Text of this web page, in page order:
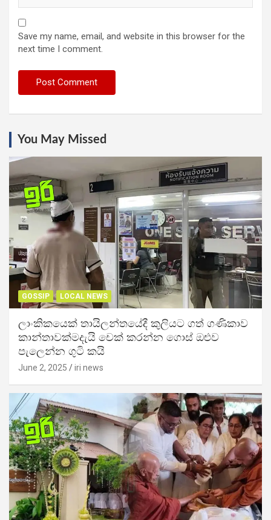
Save my name, email, and website in this browser for the
next time I comment.
You May Missed
GOSSIP LOCAL NEWS
ලාංකිකයෙක් තායිලන්තයේදී කුලියට ගත් ගණිකාව
කාන්තාවක්මදැයි චෙක් කරන්න ගොස් ඔළුව
පැලෙන්න ගුටි කයි
June 2, 2025 iri news